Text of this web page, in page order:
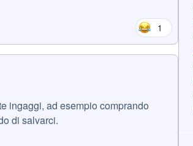
1
ingaggi, ad esempio comprando
di salvarci.